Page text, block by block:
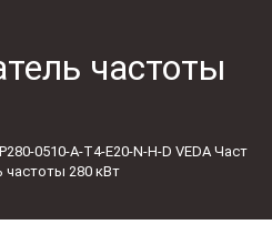
частоты
0510-A-T4-E20-N-H-D VEDA
частоты 280 кВт